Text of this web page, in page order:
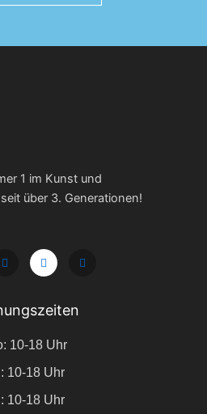
1 im Kunst und
über 3. Generationen!
10-18 Uhr
10-18 Uhr
10-18 Uhr